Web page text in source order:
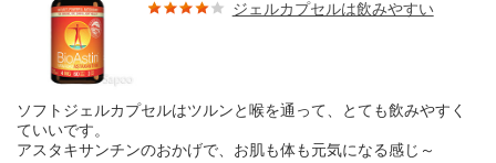
ジェルカプセルは飲みやすい
ソフトジェルカプセルはツルンと喉を通って、とても飲みやすく
ていいです。
アスタキサンチンのおかげで、お肌も体も元気になる感じ～